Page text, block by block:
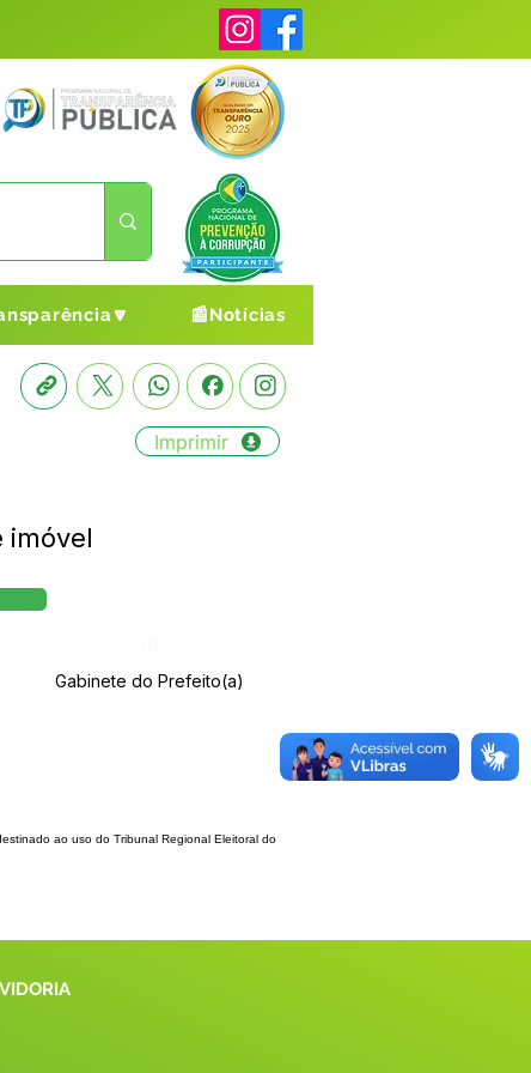
📰Notícias
Imprimir
imóvel
Gabinete do Prefeito(a)
nado ao uso do Tribunal Regional Eleitoral do